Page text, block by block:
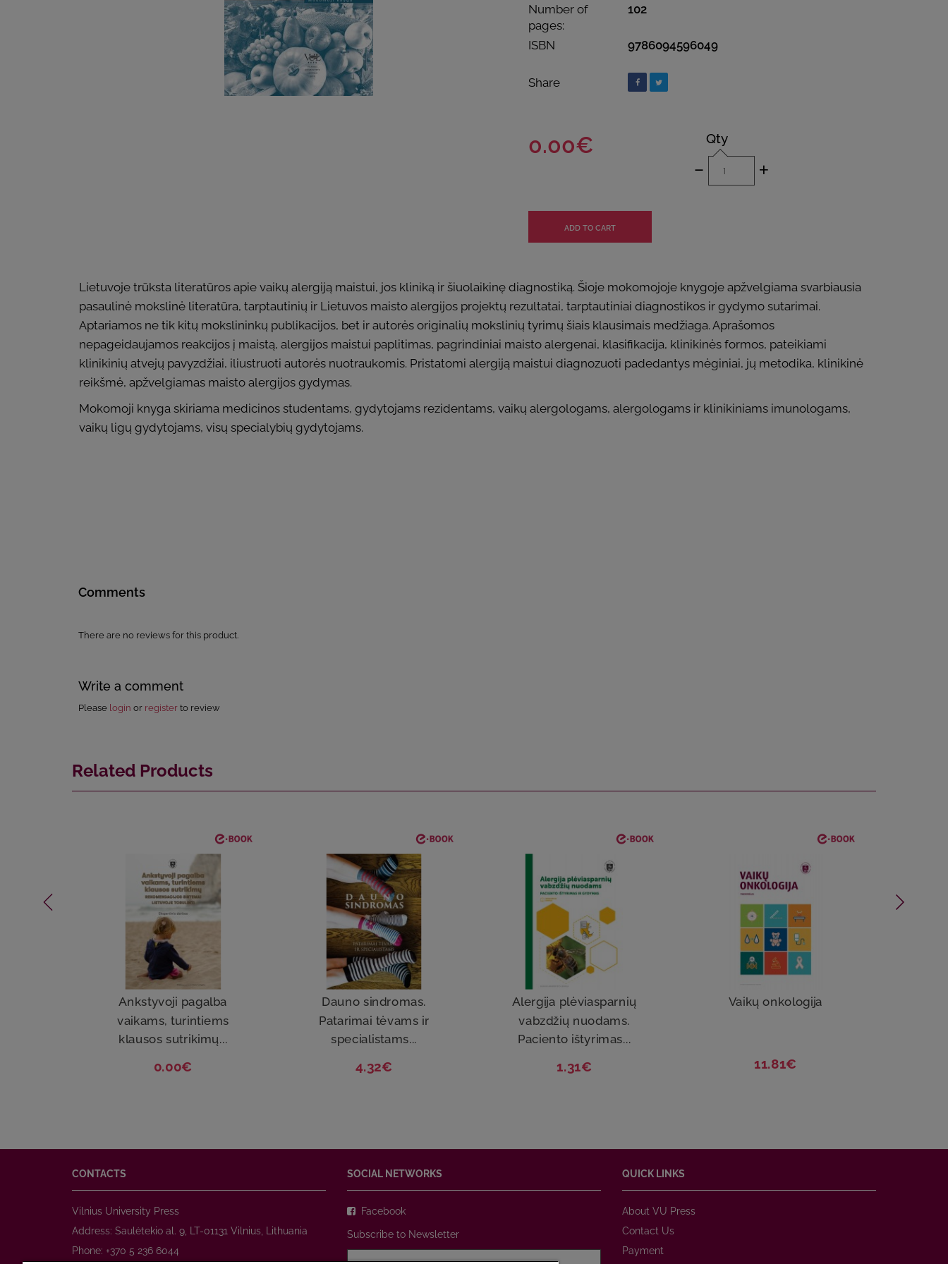
Number of
pages:
102
ISBN 9786094596049
Share
0.00€ Qty
- +
Lietuvoje trūksta literatūros apie vaikų alergiją maistui, jos kliniką ir šiuolaikinę diagnostiką. Šioje mokomojoje knygoje apžvelgiama svarbiausia
pasaulinė mokslinė literatūra, tarptautinių ir Lietuvos maisto alergijos projektų rezultatai, tarptautiniai diagnostikos ir gydymo sutarimai.
Aptariamos ne tik kitų mokslininkų publikacijos, bet ir autorės originalių mokslinių tyrimų šiais klausimais medžiaga. Aprašomos
nepageidaujamos reakcijos į maistą, alergijos maistui paplitimas, pagrindiniai maisto alergenai, klasifikacija, klinikinės formos, pateikiami
klinikinių atvejų pavyzdžiai, iliustruoti autorės nuotraukomis. Pristatomi alergiją maistui diagnozuoti padedantys mėginiai, jų metodika, klinikinė
reikšmė, apžvelgiamas maisto alergijos gydymas.
Mokomoji knyga skiriama medicinos studentams, gydytojams rezidentams, vaikų alergologams, alergologams ir klinikiniams imunologams,
vaikų ligų gydytojams, visų specialybių gydytojams.
Comments
There are no reviews for this product.
Write a comment
Please login or register to review
Related Products
Ankstyvoji pagalba
vaikams, turintiems
klausos sutrikimų...
0.00€
Dauno sindromas.
Patarimai tėvams ir
specialistams...
4.32€
Alergija plėviasparnių
vabzdžių nuodams.
Paciento ištyrimas...
1.31€
Vaikų onkologija
11.81€
CONTACTS
Vilnius University Press
Address: Saulėtekio al. 9, LT-01131 Vilnius, Lithuania
Phone: +370 5 236 6044
SOCIAL NETWORKS
Facebook
Subscribe to Newsletter
QUICK LINKS
About VU Press
Contact Us
Payment